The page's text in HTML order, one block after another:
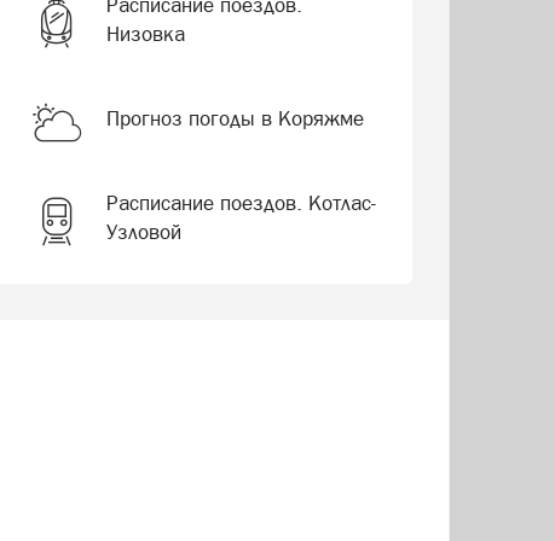
Низовка
Прогноз погоды в Коряжме
Расписание поездов. Котлас-
Узловой